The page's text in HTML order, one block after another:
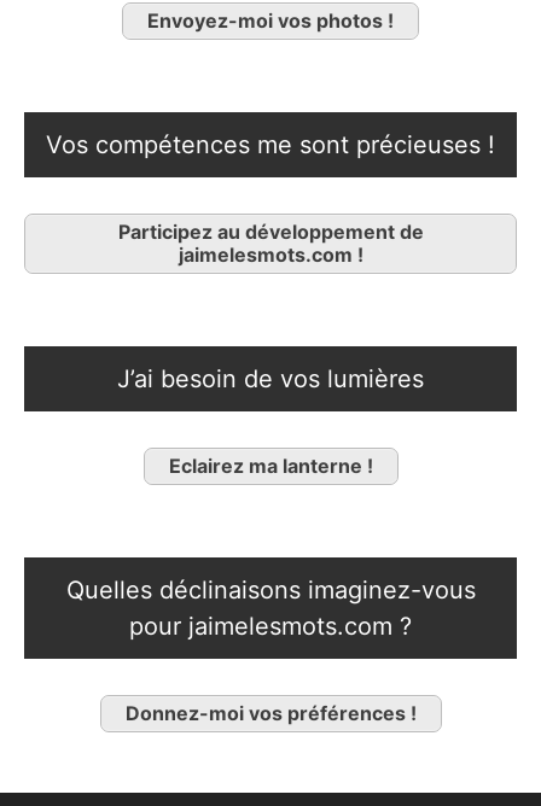
Envoyez-moi vos photos !
Vos compétences me sont précieuses !
Participez au développement de
jaimelesmots.com !
J’ai besoin de vos lumières
Eclairez ma lanterne !
Quelles déclinaisons imaginez-vous
pour jaimelesmots.com ?
Donnez-moi vos préférences !